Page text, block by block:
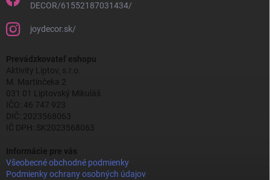
DECOR/61552187031434/
joydecor.sk/
Prevádzkovateľ eshopu
Aktivity Liptov, s.r.o.
M. Martinčeka 2
031 01 Liptovský Mikuláš
IČO: 46 747 923
DIČ: 2023568063
IČ DPH: SK2023568063
Informácie pre vás
Všeobecné obchodné podmienky
Podmienky ochrany osobných údajov